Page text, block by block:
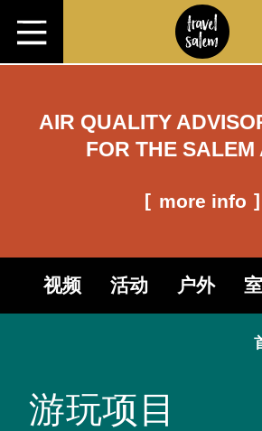
跳转至内容
AIR QUALITY
FOR THE SALEM
more info
视频 活动 户外
游玩项目